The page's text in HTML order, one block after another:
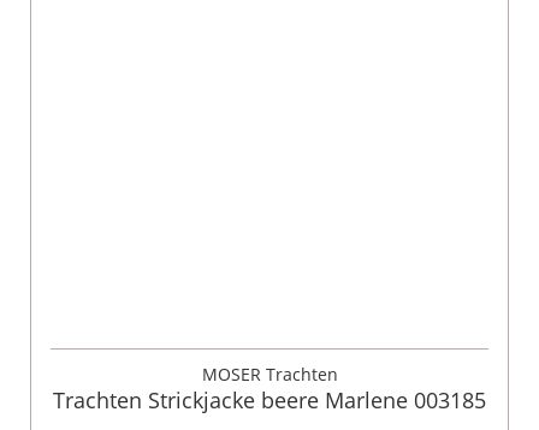
MOSER Trachten
Trachten Strickjacke beere Marlene 003185